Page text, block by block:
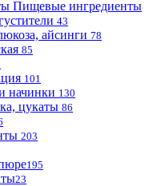
Пищевые ингредиенты
43
айсинги 78
85
101
начинки 130
цукаты 86
203
195
23